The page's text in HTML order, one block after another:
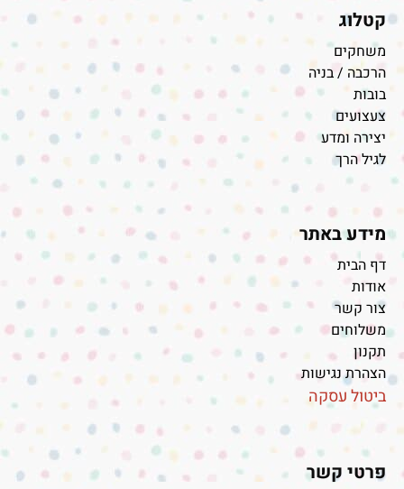
קטלוג
משחקים
הרכבה / בניה
בובות
צעצועים
יצירה ומדע
לגיל הרך
מידע באתר
דף הבית
אודות
צור קשר
משלוחים
תקנון
הצהרת נגישות
ביטול עסקה
פרטי קשר